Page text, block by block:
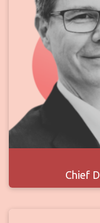
Chief